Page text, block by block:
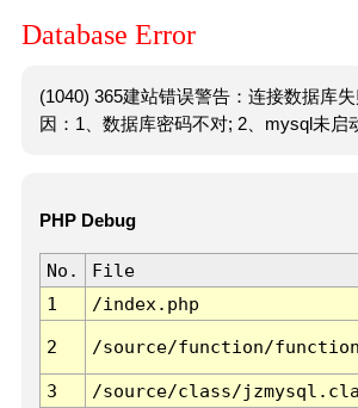
Database Error
(1040) 365建站错误警告：连接数据库
因：1、数据库密码不对; 2、mysql未启
PHP Debug
No. File
1
/index.php
2 /source/function/
3 /source/class/